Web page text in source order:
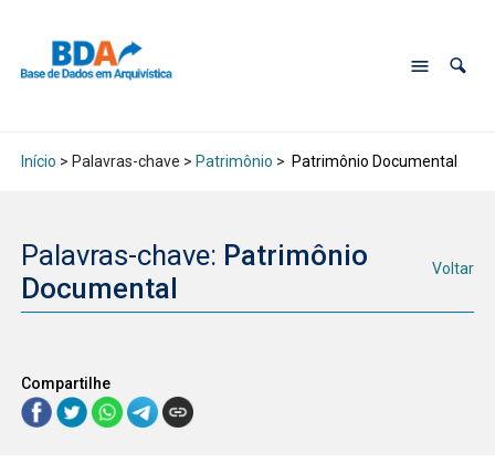
Início > Palavras-chave > Patrimônio > Patrimônio Documental
Palavras-chave: Patrimônio
Documental
Voltar
Compartilhe